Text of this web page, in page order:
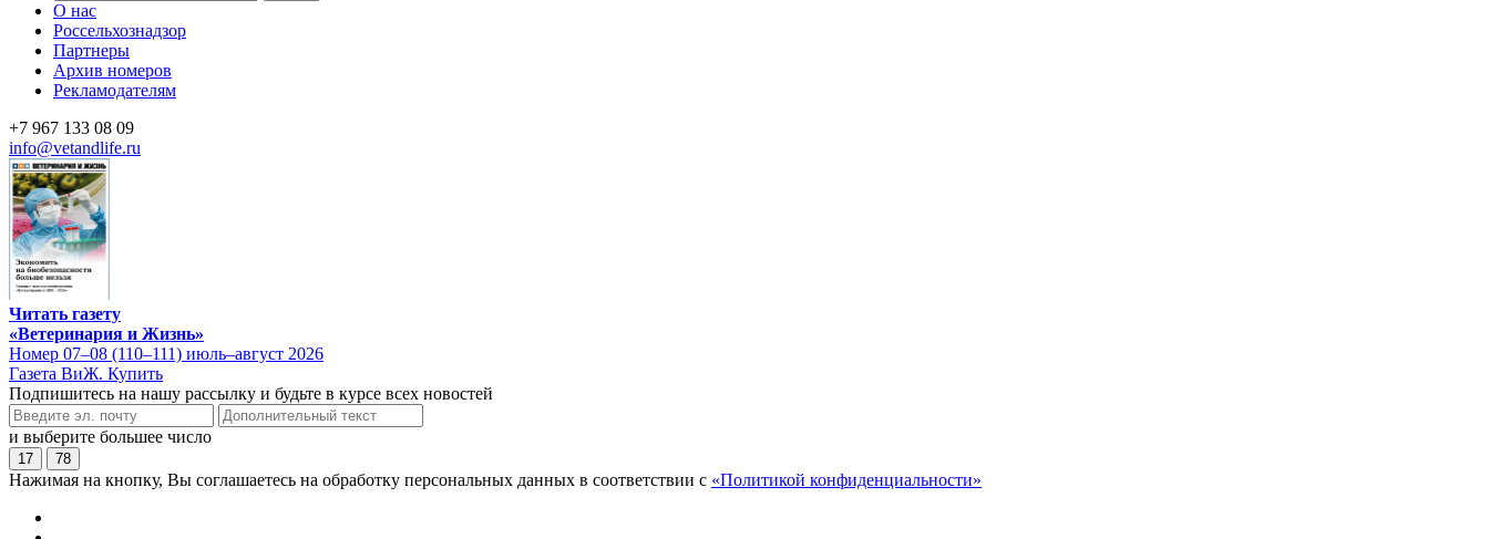
О нас
Россельхознадзор
Партнеры
Архив номеров
Рекламодателям
+7 967 133 08 09
info@vetandlife.ru
Читать газету
«Ветеринария и Жизнь»
Номер 07–08 (110–111) июль–август 2026
Газета ВиЖ. Купить
Подпишитесь на нашу рассылку и будьте в курсе всех новостей
и выберите большее число
17 78
Нажимая на кнопку, Вы соглашаетесь на обработку персональных данных в соответствии с «Политикой конфиденциальности»